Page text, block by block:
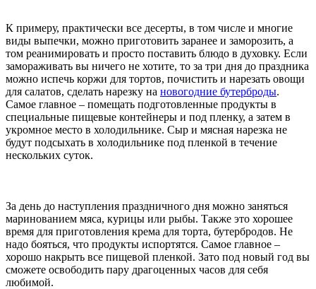
К примеру, практически все десерты, в том числе и многие
виды выпечки, можно приготовить заранее и заморозить, а
том реанимировать и просто поставить блюдо в духовку. Если
замораживать вы ничего не хотите, то за три дня до праздника
можно испечь коржи для тортов, почистить и нарезать овощи
для салатов, сделать нарезку на новогодние бутерброды.
Самое главное – помещать подготовленные продукты в
специальные пищевые контейнеры и под пленку, а затем в
укромное место в холодильнике. Сыр и мясная нарезка не
будут подсыхать в холодильнике под пленкой в течение
нескольких суток.
За день до наступления праздничного дня можно заняться
маринованием мяса, курицы или рыбы. Также это хорошее
время для приготовления крема для торта, бутербродов. Не
надо бояться, что продукты испортятся. Самое главное –
хорошо накрыть все пищевой пленкой. Зато под новый год вы
сможете освободить пару драгоценных часов для себя
любимой.